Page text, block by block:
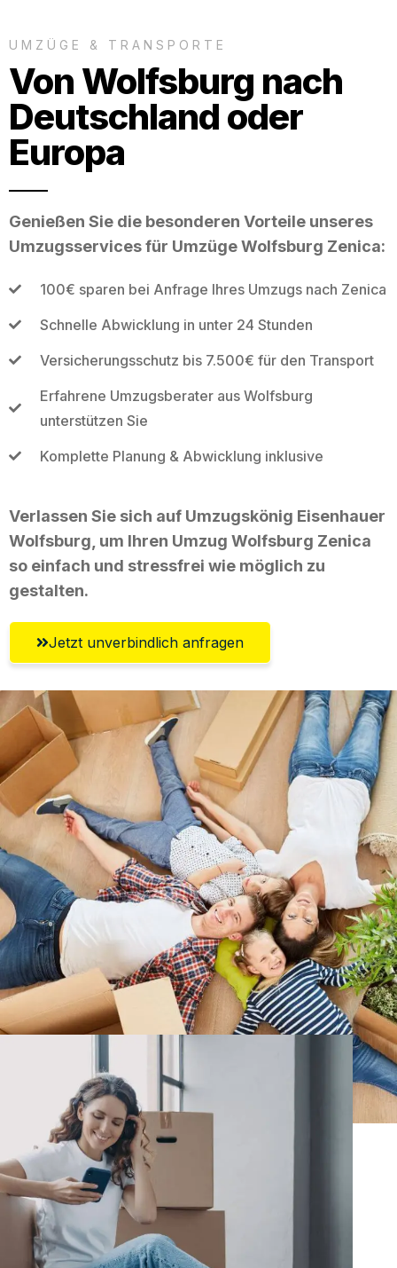
UMZÜGE & TRANSPORTE
Von Wolfsburg nach
Deutschland oder
Europa
Genießen Sie die besonderen Vorteile unseres
Umzugsservices für Umzüge Wolfsburg Zenica:
100€ sparen bei Anfrage Ihres Umzugs nach Zenica
Schnelle Abwicklung in unter 24 Stunden
Versicherungsschutz bis 7.500€ für den Transport
Erfahrene Umzugsberater aus Wolfsburg
unterstützen Sie
Komplette Planung & Abwicklung inklusive
Verlassen Sie sich auf Umzugskönig Eisenhauer
Wolfsburg, um Ihren Umzug Wolfsburg Zenica
so einfach und stressfrei wie möglich zu
gestalten.
Jetzt unverbindlich anfragen